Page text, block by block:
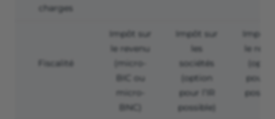
charges
Fiscalité
Impôt sur
le revenu
(micro-
BIC ou
micro-
BNC)
Impôt sur
les
sociétés
(option
pour l’IR
possible)
Impôt
le
pour